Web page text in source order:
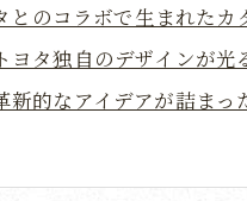
とのコラボで生まれた
ヨタ独自のデザインが光
新的なアイデアが詰まっ
トヨタと共に喜びを共有す
け取る側を驚かせるトヨ